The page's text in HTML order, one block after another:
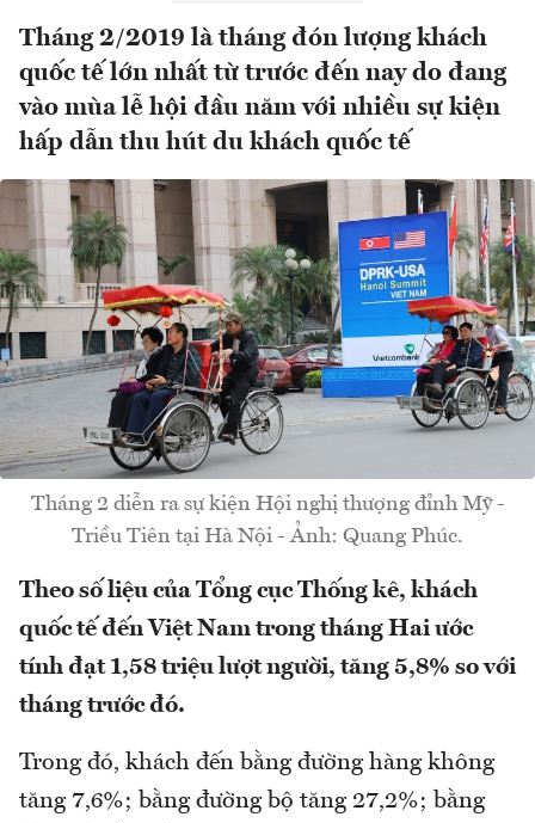
Tháng 2/2019 là tháng đón lượng khách
quốc tế lớn nhất từ trước đến nay do đang
vào mùa lễ hội đầu năm với nhiều sự kiện
hấp dẫn thu hút du khách quốc tế
Tháng 2 diễn ra sự kiện Hội nghị thượng đỉnh Mỹ -
Triều Tiên tại Hà Nội - Ảnh: Quang Phúc.
Theo số liệu của Tổng cục Thống kê, khách
quốc tế đến Việt Nam trong tháng Hai ước
tính đạt 1,58 triệu lượt người, tăng 5,8% so với
tháng trước đó.
Trong đó, khách đến bằng đường hàng không
tăng 7,6%; bằng đường bộ tăng 27,2%; bằng